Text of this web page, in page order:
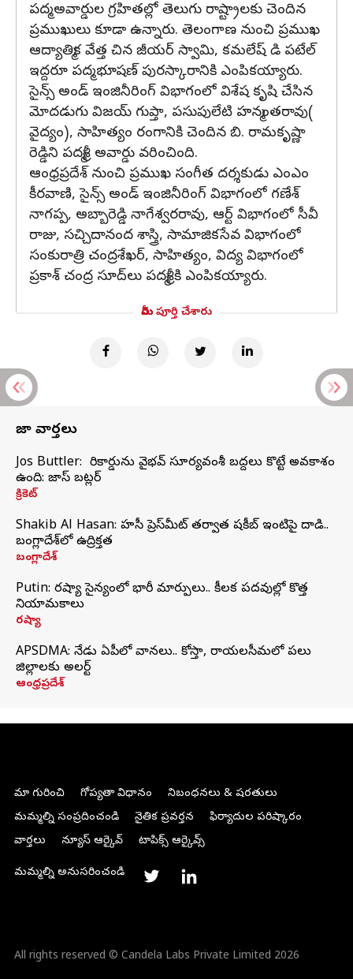
పద్మ అవార్డుల గ్రహితల్లో తెలుగు రాష్ట్రాలకు చెందిన
ప్రముఖులు కూడా ఉన్నారు. తెలంగాణ నుంచి ప్రముఖ
ఆద్యాత్మిక వేత్త చిన జీయర్ స్వామి, కమలేష్ డి పటేల్
ఇద్దరూ పద్మ భూషణ్ పురస్కారానికి ఎంపికయ్యారు.
సైన్స్ అండ్ ఇంజినీరింగ్ విభాగంలో విశేష కృషి చేసిన
మోదడుగు విజయ్ గుప్తా, పసుపులేటి హన్మంతరావు(
వైద్యం), సాహిత్యం రంగానికి చెందిన బి. రామకృష్ణా
రెడ్డిని పద్మశ్రీ అవార్డు వరించింది.
ఆంధ్రప్రదేశ్ నుంచి ప్రముఖ సంగీత దర్శకుడు ఎంఎం
కీరవాణి, సైన్స్ అండ్ ఇంజినీరింగ్ విభాగంలో గణేశ్
నాగప్ప, అబ్బారెడ్డి నాగేశ్వరరావు, ఆర్ట్ విభాగంలో సీవీ
రాజు, సచ్చిదానంద శాస్త్రి, సామాజికసేవ విభాగంలో
సంకురాత్రి చంద్రశేఖర్, సాహిత్యం, విద్య విభాగంలో
ప్రకాశ్ చంద్ర సూద్‌లు పద్మశ్రీకి ఎంపికయ్యారు.
మీరు పూర్తి చేశారు
తాజా వార్తలు
Jos Buttler: నా రికార్డును వైభవ్ సూర్యవంశీ బద్దలు కొట్టే అవకాశం
ఉంది: జాస్ బట్లర్
క్రికెట్
Shakib Al Hasan: హసీనా ప్రెస్‌మీట్‌ తర్వాత షకీబ్‌ ఇంటిపై దాడి..
బంగ్లాదేశ్‌లో ఉద్రిక్తత
బంగ్లాదేశ్
Putin: రష్యా సైన్యంలో భారీ మార్పులు.. కీలక పదవుల్లో కొత్త
నియామకాలు
రష్యా
APSDMA: నేడు ఏపీలో వానలు.. కోస్తా, రాయలసీమలో పలు
జిల్లాలకు అలర్ట్
ఆంధ్రప్రదేశ్
మా గురించి గోప్యతా విధానం
నిబంధనలు & షరతులు
మమ్మల్ని సంప్రదించండి
నైతిక ప్రవర్తన
ఫిర్యాదుల పరిష్కారం
వార్తలు
న్యూస్ ఆర్కైవ్ టాపిక్స్ ఆర్కైవ్స్
మమ్మల్ని అనుసరించండి
All rights reserved © Candela Labs Private Limited 2026